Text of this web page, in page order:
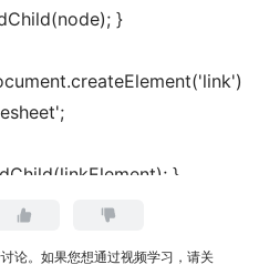
}
}
css/react-
论。如果您想通过视频学习，请关